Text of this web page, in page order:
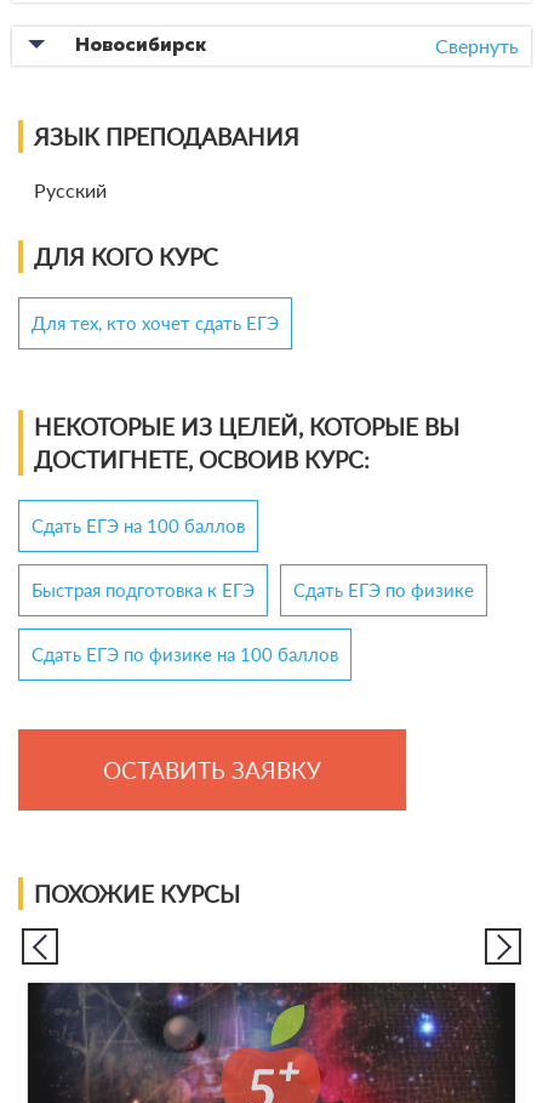
Новосибирск Свернуть
ЯЗЫК ПРЕПОДАВАНИЯ
Русский
ДЛЯ КОГО КУРС
Для тех, кто хочет сдать ЕГЭ
НЕКОТОРЫЕ ИЗ ЦЕЛЕЙ, КОТОРЫЕ ВЫ
ДОСТИГНЕТЕ, ОСВОИВ КУРС:
Сдать ЕГЭ на 100 баллов
Быстрая подготовка к ЕГЭ Сдать ЕГЭ по физике
Сдать ЕГЭ по физике на 100 баллов
ОСТАВИТЬ ЗАЯВКУ
ПОХОЖИЕ КУРСЫ